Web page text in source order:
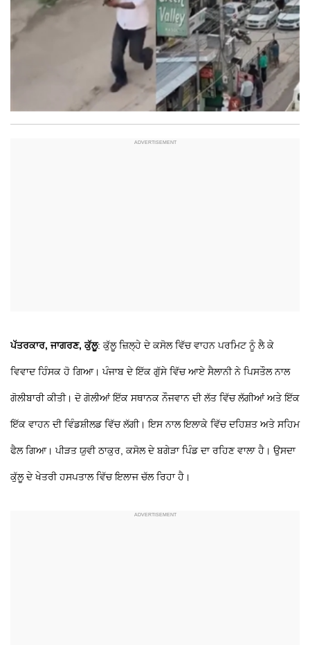
ਪੱਤਰਕਾਰ, ਜਾਗਰਣ, ਕੁੱਲੂ: ਕੁੱਲੂ ਜ਼ਿਲ੍ਹੇ ਦੇ ਕਸੋਲ ਵਿੱਚ ਵਾਹਨ ਪਰਮਿਟ ਨੂੰ ਲੈ ਕੇ
ਵਿਵਾਦ ਹਿੰਸਕ ਹੋ ਗਿਆ। ਪੰਜਾਬ ਦੇ ਇੱਕ ਗੁੱਸੇ ਵਿੱਚ ਆਏ ਸੈਲਾਨੀ ਨੇ ਪਿਸਤੌਲ ਨਾਲ
ਗੋਲੀਬਾਰੀ ਕੀਤੀ। ਦੋ ਗੋਲੀਆਂ ਇੱਕ ਸਥਾਨਕ ਨੌਜਵਾਨ ਦੀ ਲੱਤ ਵਿੱਚ ਲੱਗੀਆਂ ਅਤੇ ਇੱਕ
ਇੱਕ ਵਾਹਨ ਦੀ ਵਿੰਡਸ਼ੀਲਡ ਵਿੱਚ ਲੱਗੀ। ਇਸ ਨਾਲ ਇਲਾਕੇ ਵਿੱਚ ਦਹਿਸ਼ਤ ਅਤੇ ਸਹਿਮ
ਫੈਲ ਗਿਆ। ਪੀੜਤ ਯੁਵੀ ਠਾਕੁਰ, ਕਸੋਲ ਦੇ ਬਗੇੜਾ ਪਿੰਡ ਦਾ ਰਹਿਣ ਵਾਲਾ ਹੈ। ਉਸਦਾ
ਕੁੱਲੂ ਦੇ ਖੇਤਰੀ ਹਸਪਤਾਲ ਵਿੱਚ ਇਲਾਜ ਚੱਲ ਰਿਹਾ ਹੈ।